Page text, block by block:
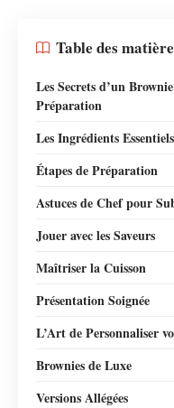
Table des
Les Secrets d’un
Préparation
Les Ingrédients Essentiels
Étapes de Préparation
Astuces de Chef pour
Jouer avec les Saveurs
Maîtriser la Cuisson
Présentation Soignée
L’Art de Personnaliser
Brownies de Luxe
Versions Allégées